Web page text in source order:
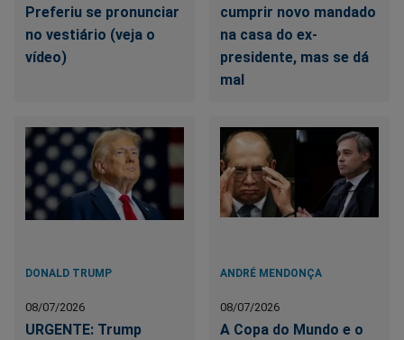
Preferiu se pronunciar
no vestiário (veja o
vídeo)
cumprir novo mandado
na casa do ex-
presidente, mas se dá
mal
DONALD TRUMP
08/07/2026
URGENTE: Trump
ANDRÉ MENDONÇA
08/07/2026
A Copa do Mundo e o